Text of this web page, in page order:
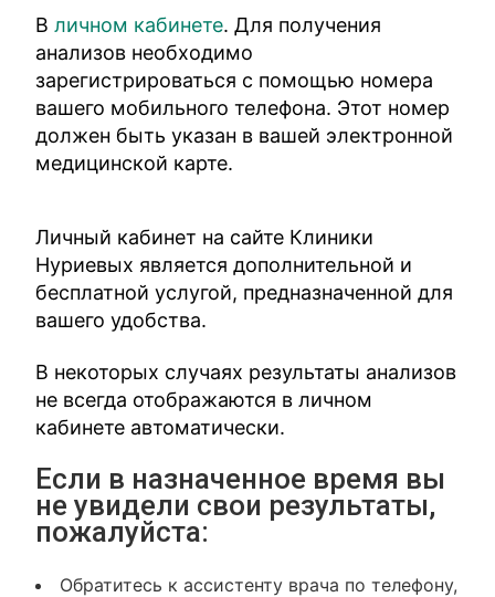
Вличном кабинете. Для получения
анализов необходимо
зарегистрироваться с помощью номера
вашего мобильного телефона. Этот номер
должен быть указан в вашей электронной
медицинской карте.
Личный кабинет на сайте Клиники
Нуриевых является дополнительной и
бесплатной услугой, предназначенной для
вашего удобства.
В некоторых случаях результаты анализов
не всегда отображаются в личном
кабинете автоматически.
Если в назначенное время вы
не увидели свои результаты,
пожалуйста:
Обратитесь к ассистенту врача по телефону,